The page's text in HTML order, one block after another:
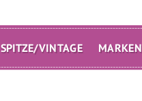
SPITZE/VINTAGE MARKEN